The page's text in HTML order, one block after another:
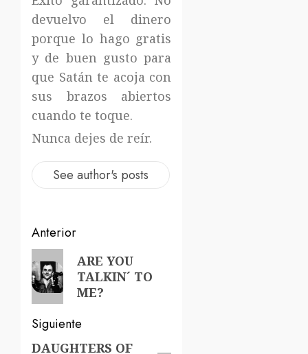
devuelvo el dinero
porque lo hago gratis
y de buen gusto para
que Satán te acoja con
sus brazos abiertos
cuando te toque.
Nunca dejes de reír.
See author's posts
Navegación
de
entradas
Anterior
Entrada
anterior:
ARE YOU
TALKIN´ TO
ME?
Siguiente
Siguiente
DAUGHTERS OF